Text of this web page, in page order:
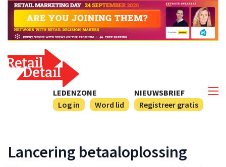
NIEUWSBRIEF
Registreer gratis
LEDENZONE
Log in
Word lid
Lancering betaaloplossing